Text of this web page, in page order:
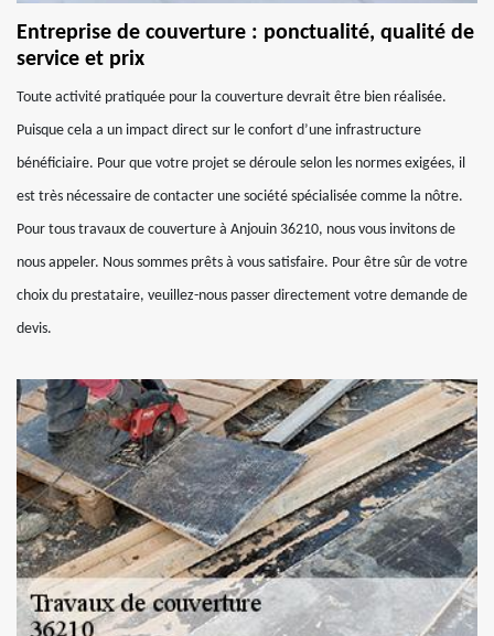
Entreprise de couverture : ponctualité, qualité de
service et prix
Toute activité pratiquée pour la couverture devrait être bien réalisée.
Puisque cela a un impact direct sur le confort d’une infrastructure
bénéficiaire. Pour que votre projet se déroule selon les normes exigées, il
est très nécessaire de contacter une société spécialisée comme la nôtre.
Pour tous travaux de couverture à Anjouin 36210, nous vous invitons de
nous appeler. Nous sommes prêts à vous satisfaire. Pour être sûr de votre
choix du prestataire, veuillez-nous passer directement votre demande de
devis.